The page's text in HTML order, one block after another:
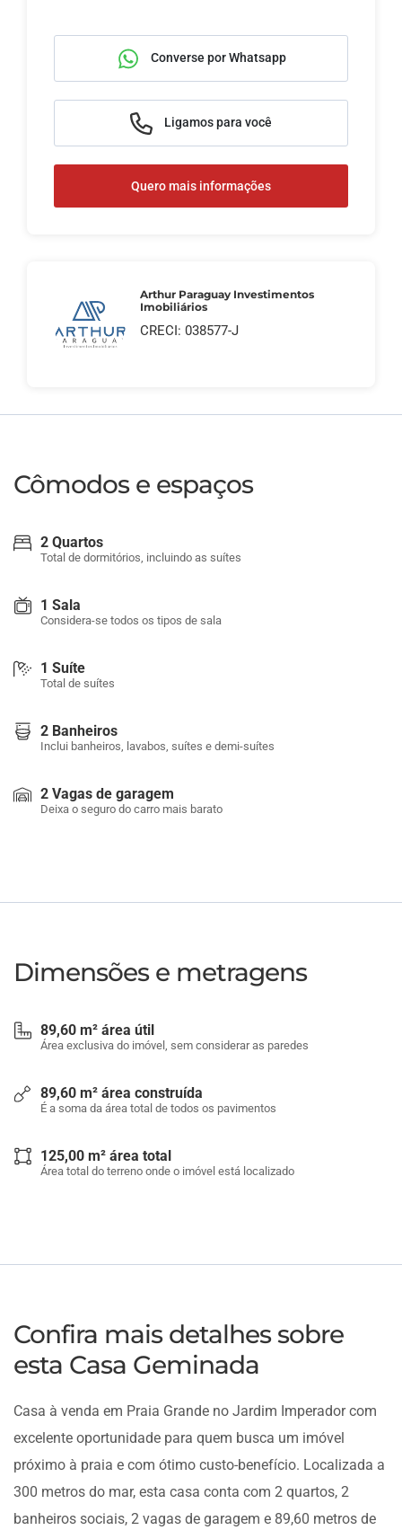
Converse por Whatsapp
Ligamos para você
Quero mais informações
Arthur Paraguay Investimentos
Imobiliários
CRECI: 038577-J
Cômodos e espaços
2 Quartos
Total de dormitórios, incluindo as suítes
1 Sala
Considera-se todos os tipos de sala
1 Suíte
Total de suítes
2 Banheiros
Inclui banheiros, lavabos, suítes e demi-suítes
2 Vagas de garagem
Deixa o seguro do carro mais barato
Dimensões e metragens
89,60 m² área útil
Área exclusiva do imóvel, sem considerar as paredes
89,60 m² área construída
É a soma da área total de todos os pavimentos
125,00 m² área total
Área total do terreno onde o imóvel está localizado
Confira mais detalhes sobre
esta Casa Geminada
Casa à venda em Praia Grande no Jardim Imperador com
excelente oportunidade para quem busca um imóvel
próximo à praia e com ótimo custo-benefício. Localizada a
300 metros do mar, esta casa conta com 2 quartos, 2
banheiros sociais, 2 vagas de garagem e 89,60 metros de